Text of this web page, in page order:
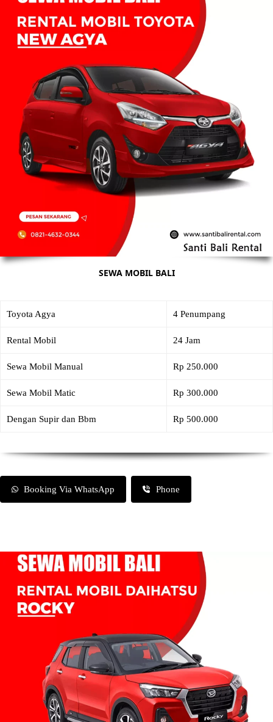
SEWA MOBIL BALI
Toyota Agya 4 Penumpang
Rental Mobil 24 Jam
Sewa Mobil Manual Rp 250.000
Sewa Mobil Matic Rp 300.000
Dengan Supir dan Bbm Rp 500.000
Booking Via WhatsApp Phone